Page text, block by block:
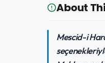
About
Mescid-i